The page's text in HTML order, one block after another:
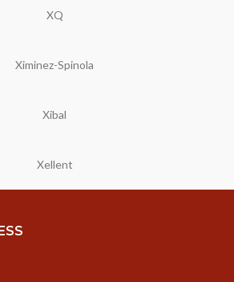
XQ
Ximinez-Spinola
Xibal
Xellent